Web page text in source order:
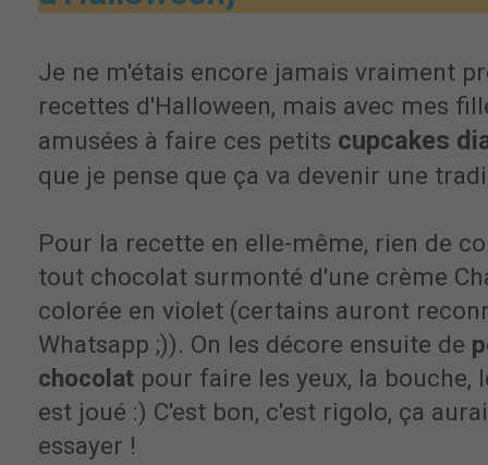
Je ne m'étais encore jamais vraiment
recettes d'Halloween, mais avec mes
amusées à faire ces petits cupcakes
que je pense que ça va devenir une
Pour la recette en elle-même, rien de
tout chocolat surmonté d'une crème
colorée en violet (certains auront
Whatsapp ;)). On les décore ensuite de
chocolat pour faire les yeux, la bouche,
est joué :) C'est bon, c'est rigolo, ça
essayer !